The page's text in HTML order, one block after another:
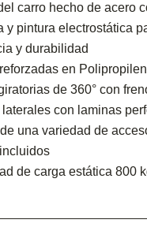
carro hecho de acero
y pintura electrostática
y durabilidad
en
de 360° con
con laminas
una variedad de
de carga estática 800